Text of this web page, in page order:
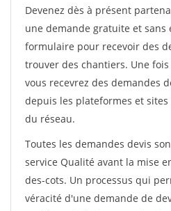
Devenez dès à présent
une demande gratuite et sans
formulaire pour recevoir des
trouver des chantiers. Une
vous recevrez des demandes
depuis les plateformes et
du réseau.
Toutes les demandes devis
service Qualité avant la mise
des-cots. Un processus qui
véracité d'une demande de